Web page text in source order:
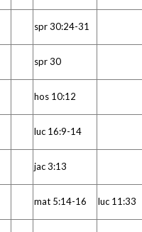
spr 30:24-31
spr 30
hos 10:12
luc 16:9-14
jac 3:13
mat 5:14-16 luc 11:33